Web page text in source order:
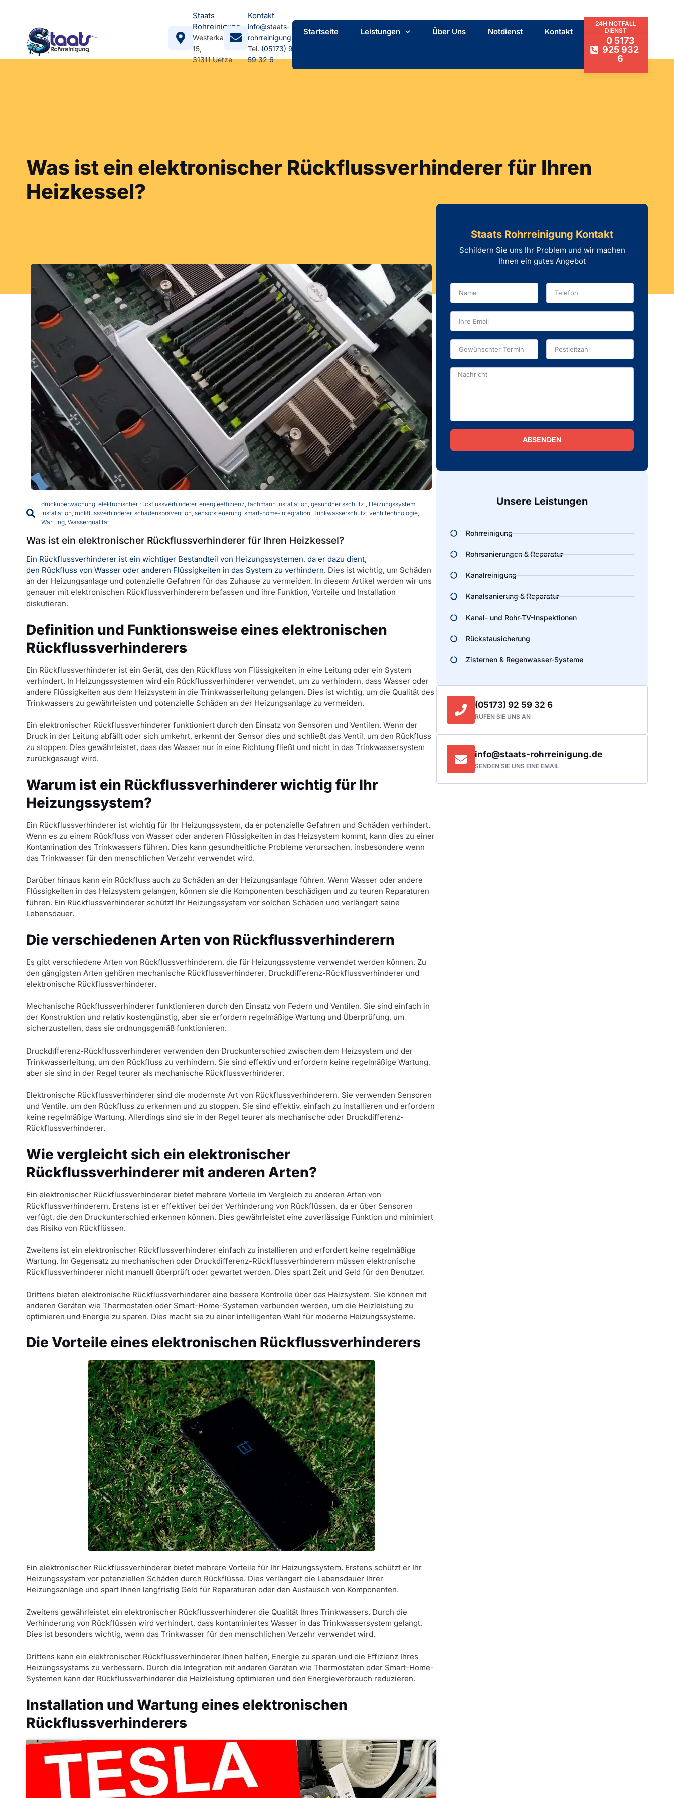
Staats
Rohreinigung
Westerkampstr.
15,
31311 Uetze
Kontakt
info@staats-
rohrreinigung.de
Tel. (05173) 92
59 32 6
Startseite Leistungen Über Uns Notdienst Kontakt
24H NOTFALL
DIENST
0 5173
925 932
6
Was ist ein elektronischer Rückflussverhinderer für Ihren
Heizkessel?
drucküberwachung, elektronischer rückflussverhinderer, energieeffizienz, fachmann installation, gesundheitsschutz., Heizungssystem,
installation, rückflussverhinderer, schadensprävention, sensorsteuerung, smart-home-integration, Trinkwasserschutz, ventiltechnologie,
Wartung, Wasserqualität
Was ist ein elektronischer Rückflussverhinderer für Ihren Heizkessel?
Ein Rückflussverhinderer ist ein wichtiger Bestandteil von Heizungssystemen, da er dazu dient,
den Rückfluss von Wasser oder anderen Flüssigkeiten in das System zu verhindern. Dies ist wichtig, um Schäden
an der Heizungsanlage und potenzielle Gefahren für das Zuhause zu vermeiden. In diesem Artikel werden wir uns
genauer mit elektronischen Rückflussverhinderern befassen und ihre Funktion, Vorteile und Installation
diskutieren.
Definition und Funktionsweise eines elektronischen
Rückflussverhinderers
Ein Rückflussverhinderer ist ein Gerät, das den Rückfluss von Flüssigkeiten in eine Leitung oder ein System
verhindert. In Heizungssystemen wird ein Rückflussverhinderer verwendet, um zu verhindern, dass Wasser oder
andere Flüssigkeiten aus dem Heizsystem in die Trinkwasserleitung gelangen. Dies ist wichtig, um die Qualität des
Trinkwassers zu gewährleisten und potenzielle Schäden an der Heizungsanlage zu vermeiden.
Ein elektronischer Rückflussverhinderer funktioniert durch den Einsatz von Sensoren und Ventilen. Wenn der
Druck in der Leitung abfällt oder sich umkehrt, erkennt der Sensor dies und schließt das Ventil, um den Rückfluss
zu stoppen. Dies gewährleistet, dass das Wasser nur in eine Richtung fließt und nicht in das Trinkwassersystem
zurückgesaugt wird.
Warum ist ein Rückflussverhinderer wichtig für Ihr
Heizungssystem?
Ein Rückflussverhinderer ist wichtig für Ihr Heizungssystem, da er potenzielle Gefahren und Schäden verhindert.
Wenn es zu einem Rückfluss von Wasser oder anderen Flüssigkeiten in das Heizsystem kommt, kann dies zu einer
Kontamination des Trinkwassers führen. Dies kann gesundheitliche Probleme verursachen, insbesondere wenn
das Trinkwasser für den menschlichen Verzehr verwendet wird.
Darüber hinaus kann ein Rückfluss auch zu Schäden an der Heizungsanlage führen. Wenn Wasser oder andere
Flüssigkeiten in das Heizsystem gelangen, können sie die Komponenten beschädigen und zu teuren Reparaturen
führen. Ein Rückflussverhinderer schützt Ihr Heizungssystem vor solchen Schäden und verlängert seine
Lebensdauer.
Die verschiedenen Arten von Rückflussverhinderern
Es gibt verschiedene Arten von Rückflussverhinderern, die für Heizungssysteme verwendet werden können. Zu
den gängigsten Arten gehören mechanische Rückflussverhinderer, Druckdifferenz-Rückflussverhinderer und
elektronische Rückflussverhinderer.
Mechanische Rückflussverhinderer funktionieren durch den Einsatz von Federn und Ventilen. Sie sind einfach in
der Konstruktion und relativ kostengünstig, aber sie erfordern regelmäßige Wartung und Überprüfung, um
sicherzustellen, dass sie ordnungsgemäß funktionieren.
Druckdifferenz-Rückflussverhinderer verwenden den Druckunterschied zwischen dem Heizsystem und der
Trinkwasserleitung, um den Rückfluss zu verhindern. Sie sind effektiv und erfordern keine regelmäßige Wartung,
aber sie sind in der Regel teurer als mechanische Rückflussverhinderer.
Elektronische Rückflussverhinderer sind die modernste Art von Rückflussverhinderern. Sie verwenden Sensoren
und Ventile, um den Rückfluss zu erkennen und zu stoppen. Sie sind effektiv, einfach zu installieren und erfordern
keine regelmäßige Wartung. Allerdings sind sie in der Regel teurer als mechanische oder Druckdifferenz-
Rückflussverhinderer.
Wie vergleicht sich ein elektronischer
Rückflussverhinderer mit anderen Arten?
Ein elektronischer Rückflussverhinderer bietet mehrere Vorteile im Vergleich zu anderen Arten von
Rückflussverhinderern. Erstens ist er effektiver bei der Verhinderung von Rückflüssen, da er über Sensoren
verfügt, die den Druckunterschied erkennen können. Dies gewährleistet eine zuverlässige Funktion und minimiert
das Risiko von Rückflüssen.
Zweitens ist ein elektronischer Rückflussverhinderer einfach zu installieren und erfordert keine regelmäßige
Wartung. Im Gegensatz zu mechanischen oder Druckdifferenz-Rückflussverhinderern müssen elektronische
Rückflussverhinderer nicht manuell überprüft oder gewartet werden. Dies spart Zeit und Geld für den Benutzer.
Drittens bieten elektronische Rückflussverhinderer eine bessere Kontrolle über das Heizsystem. Sie können mit
anderen Geräten wie Thermostaten oder Smart-Home-Systemen verbunden werden, um die Heizleistung zu
optimieren und Energie zu sparen. Dies macht sie zu einer intelligenten Wahl für moderne Heizungssysteme.
Die Vorteile eines elektronischen Rückflussverhinderers
Ein elektronischer Rückflussverhinderer bietet mehrere Vorteile für Ihr Heizungssystem. Erstens schützt er Ihr
Heizungssystem vor potenziellen Schäden durch Rückflüsse. Dies verlängert die Lebensdauer Ihrer
Heizungsanlage und spart Ihnen langfristig Geld für Reparaturen oder den Austausch von Komponenten.
Zweitens gewährleistet ein elektronischer Rückflussverhinderer die Qualität Ihres Trinkwassers. Durch die
Verhinderung von Rückflüssen wird verhindert, dass kontaminiertes Wasser in das Trinkwassersystem gelangt.
Dies ist besonders wichtig, wenn das Trinkwasser für den menschlichen Verzehr verwendet wird.
Drittens kann ein elektronischer Rückflussverhinderer Ihnen helfen, Energie zu sparen und die Effizienz Ihres
Heizungssystems zu verbessern. Durch die Integration mit anderen Geräten wie Thermostaten oder Smart-Home-
Systemen kann der Rückflussverhinderer die Heizleistung optimieren und den Energieverbrauch reduzieren.
Installation und Wartung eines elektronischen
Rückflussverhinderers
Staats Rohrreinigung Kontakt
Schildern Sie uns Ihr Problem und wir machen
Ihnen ein gutes Angebot
ABSENDEN
Unsere Leistungen
Rohrreinigung
Rohrsanierungen & Reparatur
Kanalreinigung
Kanalsanierung & Reparatur
Kanal- und Rohr-TV-Inspektionen
Rückstausicherung
Zisternen & Regenwasser-Systeme
(05173) 92 59 32 6
RUFEN SIE UNS AN
info@staats-rohrreinigung.de
SENDEN SIE UNS EINE EMAIL